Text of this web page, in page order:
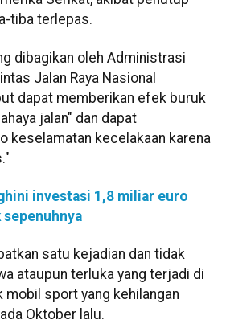
tiba terlepas.
dibagikan oleh Administrasi
Jalan Raya Nasional
dapat memberikan efek buruk
jalan" dan dapat
keselamatan kecelakaan karena
investasi 1,8 miliar euro
satu kejadian dan tidak
ataupun terluka yang terjadi di
mobil sport yang kehilangan
Oktober lalu.